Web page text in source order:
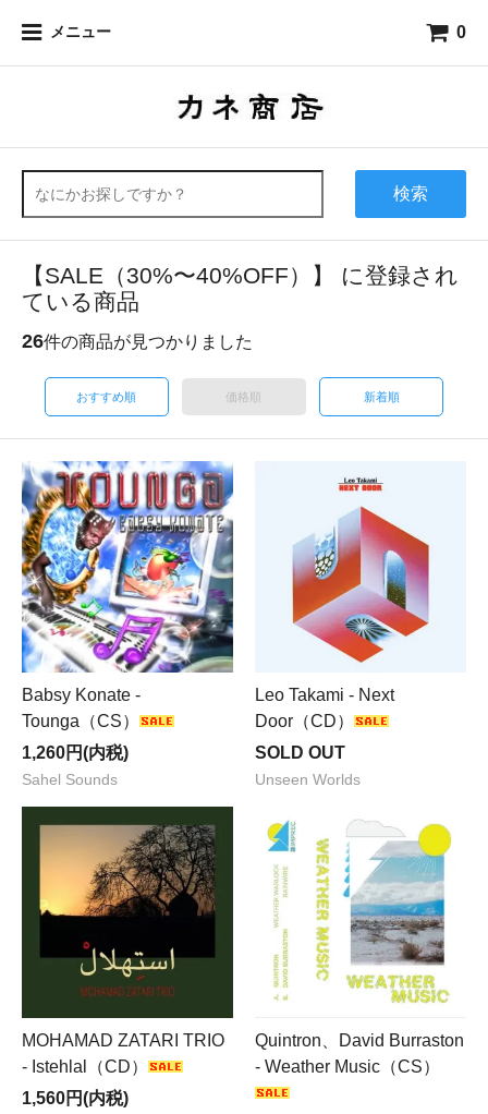
メニュー 0
検索
【SALE（30%〜40%OFF）】 に登録され
ている商品
26件の商品が見つかりました
おすすめ順 価格順 新着順
Babsy Konate -
Tounga（CS）
1,260円(内税)
Sahel Sounds
Leo Takami - Next
Door（CD）
SOLD OUT
Unseen Worlds
MOHAMAD ZATARI TRIO
- Istehlal（CD）
1,560円(内税)
Quintron、David Burraston
- Weather Music（CS）